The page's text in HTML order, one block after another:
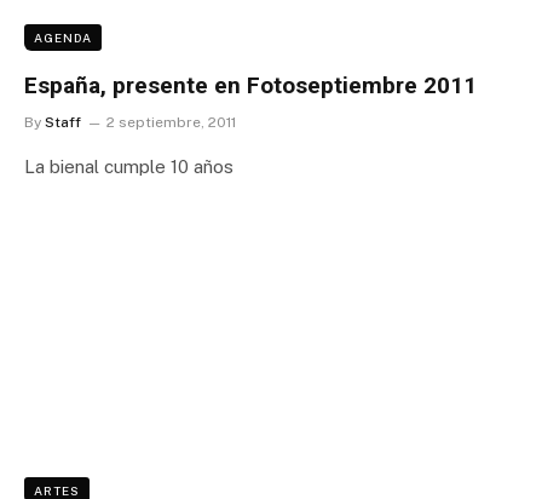
AGENDA
España, presente en Fotoseptiembre 2011
By Staff 2 septiembre, 2011
La bienal cumple 10 años
ARTES